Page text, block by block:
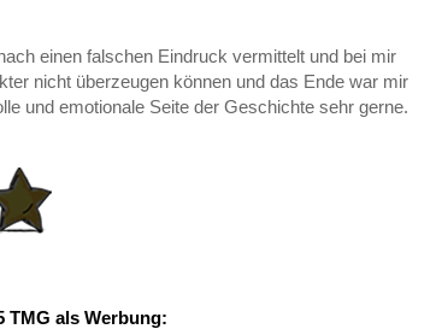
einen falschen Eindruck vermittelt und bei mir
nicht überzeugen können und das Ende war mir
und emotionale Seite der Geschichte sehr gerne.
TMG als Werbung: